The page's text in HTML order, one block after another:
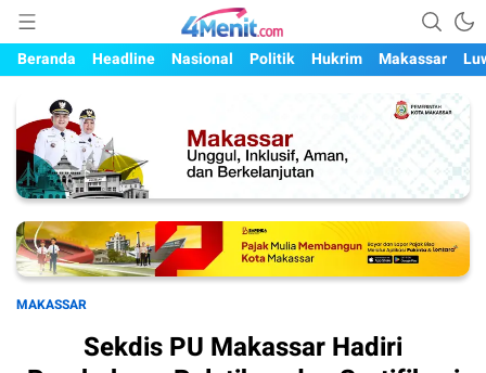
4menit.com
Mengungkap Kisah, Setiap Hari
Beranda
Headline Nasional Politik Hukrim Makassar
MAKASSAR
Sekdis PU Makassar Hadiri